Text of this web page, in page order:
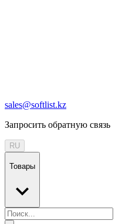
sales@softlist.kz
Запросить обратную связь
RU
Товары